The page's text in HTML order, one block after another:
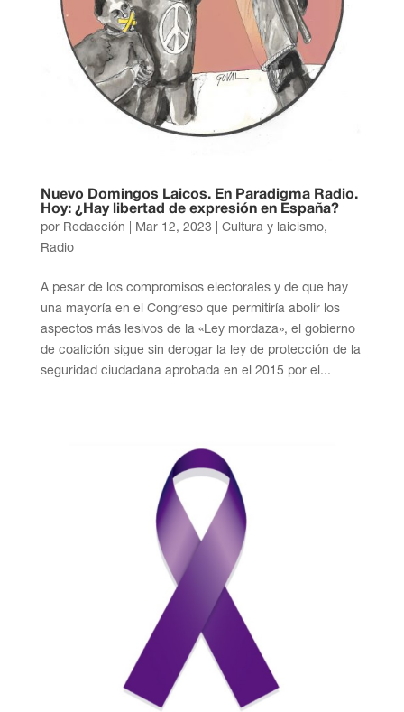
Nuevo Domingos Laicos. En Paradigma Radio.
Hoy: ¿Hay libertad de expresión en España?
por Redacción Mar 12, 2023 Cultura y laicismo,
Radio
A pesar de los compromisos electorales y de que hay
una mayoría en el Congreso que permitiría abolir los
aspectos más lesivos de la «Ley mordaza», el gobierno
de coalición sigue sin derogar la ley de protección de la
seguridad ciudadana aprobada en el 2015 por el...